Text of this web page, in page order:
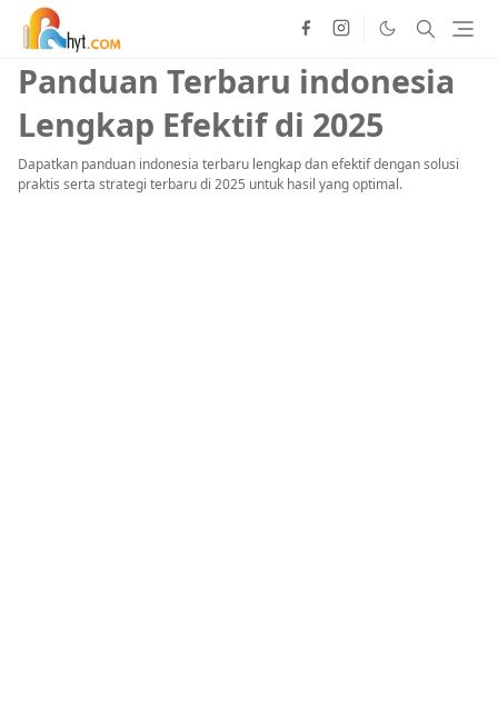
Panduan Terbaru indonesia
Lengkap Efektif di 2025
Dapatkan panduan indonesia terbaru lengkap dan efektif dengan solusi
praktis serta strategi terbaru di 2025 untuk hasil yang optimal.